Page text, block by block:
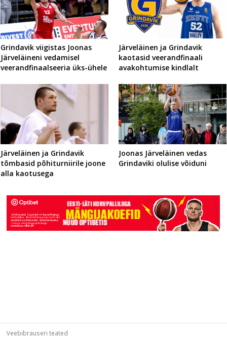
Grindavik viigistas Joonas
Järveläineni vedamisel
veerandfinaalseeria üks-ühele
Järveläinen ja Grindavik
kaotasid veerandfinaali
avakohtumise kindlalt
Järveläinen ja Grindavik
tõmbasid põhiturniirile joone
alla kaotusega
Joonas Järveläinen vedas
Grindaviki olulise võiduni
Veebibrauseri teated